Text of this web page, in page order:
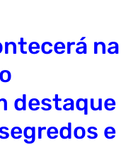
na
destaque
e